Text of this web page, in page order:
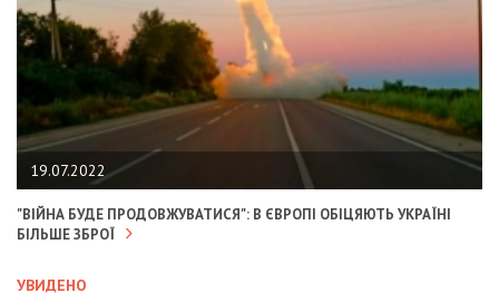
19.07.2022
"ВІЙНА БУДЕ ПРОДОВЖУВАТИСЯ": В ЄВРОПІ ОБІЦЯЮТЬ УКРАЇНІ
БІЛЬШЕ ЗБРОЇ
УВИДЕНО